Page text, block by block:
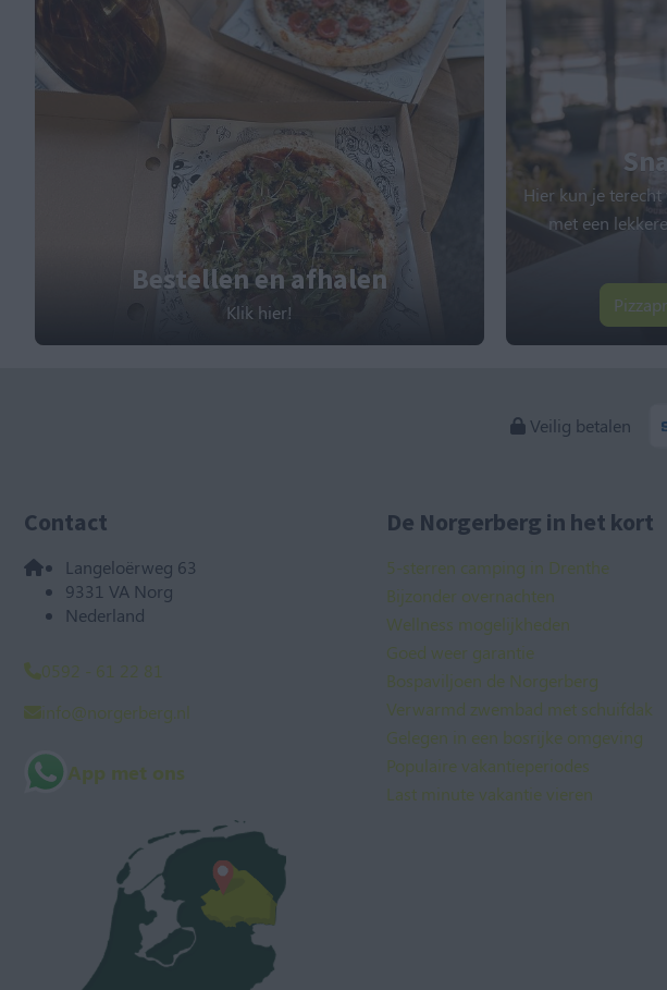
Bestellen en afhalen
Klik hier!
Hier kun je
met een
Veilig betalen
Contact
Langeloërweg 63
9331 VA Norg
Nederland
0592 - 61 22 81
info@norgerberg.nl
App met ons
De Norgerberg in het kort
5-sterren camping in Drenthe
Bijzonder overnachten
Wellness mogelijkheden
Goed weer garantie
Bospaviljoen de Norgerberg
Verwarmd zwembad met schuifdak
Gelegen in een bosrijke omgeving
Populaire vakantieperiodes
Last minute vakantie vieren